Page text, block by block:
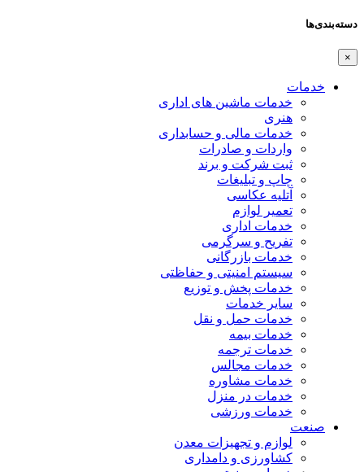
دسته‌بندی‌ها
×
خدمات
خدمات ماشین های اداری
هنری
خدمات مالی و حسابداری
واردات و صادرات
ثبت شرکت و برند
چاپ و تبلیغات
آتلیه عکاسی
تعمیر لوازم
خدمات اداری
تفریح و سرگرمی
خدمات بازرگانی
سیستم امنیتی و حفاظتی
خدمات پخش و توزیع
سایر خدمات
خدمات حمل و نقل
خدمات بیمه
خدمات ترجمه
خدمات مجالس
خدمات مشاوره
خدمات در منزل
خدمات ورزشی
صنعت
لوازم و تجهیزات معدن
کشاورزی و دامداری